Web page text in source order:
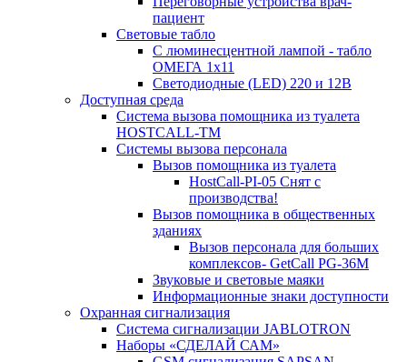
пациент
Световые табло
С люминесцентной лампой - табло
ОМЕГА 1х11
Светодиодные (LED) 220 и 12В
Доступная среда
Система вызова помощника из туалета
HOSTCALL-TM
Системы вызова персонала
Вызов помощника из туалета
HostCall-PI-05 Снят с
производства!
Вызов помощника в общественных
зданиях
Вызов персонала для больших
комплексов- GetCall PG-36M
Звуковые и световые маяки
Информационные знаки доступности
Охранная сигнализация
Система сигнализации JABLOTRON
Наборы «СДЕЛАЙ САМ»